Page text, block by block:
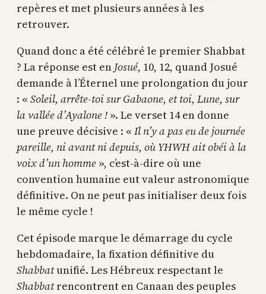
repères et met plusieurs années à les
retrouver.
Quand donc a été célébré le premier Shabbat
? La réponse est en Josué, 10, 12, quand Josué
demande à l’Éternel une prolongation du jour
: « Soleil, arrête-toi sur Gabaone, et toi, Lune, sur
la vallée d’Ayalone ! ». Le verset 14 en donne
une preuve décisive : « Il n’y a pas eu de journée
pareille, ni avant ni depuis, où YHWH ait obéi à la
voix d’un homme », c’est-à-dire où une
convention humaine eut valeur astronomique
définitive. On ne peut pas initialiser deux fois
le même cycle !
Cet épisode marque le démarrage du cycle
hebdomadaire, la fixation définitive du
Shabbatunifié. Les Hébreux respectant le
Shabbatrencontrent en Canaan des peuples